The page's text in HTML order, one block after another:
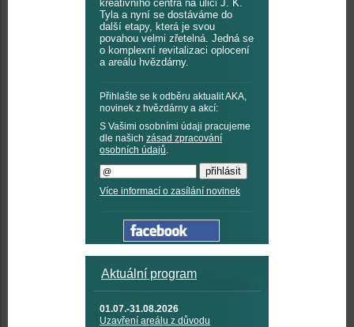
kreativního centra na ulici J. K.
Tyla a nyní se dostáváme do
další etapy, která je svou
povahou velmi zřetelná. Jedná se
o komplexní revitalizaci oplocení
a areálu hvězdárny.
Přihlašte se k odběru aktualit AKA,
novinek z hvězdárny a akcí:
S Vašimi osobními údaji pracujeme
dle našich zásad zpracování
osobních údajů.
Více informací o zasílání novinek
Aktuální program
01.07.-31.08.2026
Uzavření areálu z důvodu